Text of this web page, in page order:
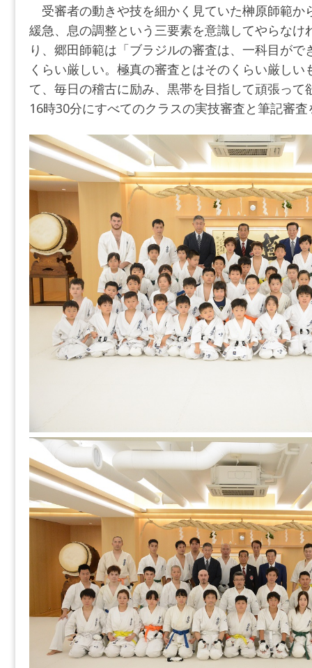
受審者の動きや技を細かく見ていた榊原師範か
緩急、息の調整という三要素を意識してやらなけ
り、郷田師範は「ブラジルの審査は、一科目が
くらい厳しい。極真の審査とはそのくらい厳し
て、毎日の稽古に励み、黒帯を目指して頑張って
16時30分にすべてのクラスの実技審査と筆記審